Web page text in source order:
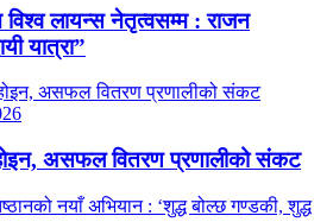
विश्व लायन्स नेतृत्वसम्म : राजन
यात्रा”
होइन, असफल वितरण प्रणालीको संकट